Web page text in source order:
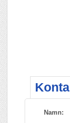
Namn: